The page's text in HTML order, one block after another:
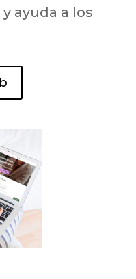
ayuda a los